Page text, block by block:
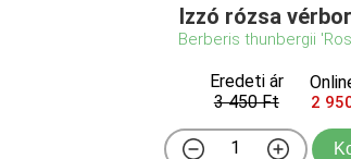
Izzó rózsa
Berberis thunbergii
Eredeti ár
3 450 Ft
2